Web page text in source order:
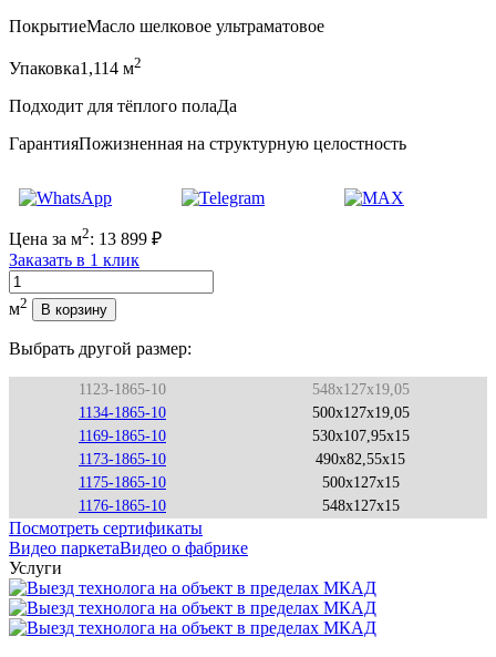
ПокрытиеМасло шелковое ультраматовое
Упаковка1,114 м2
Подходит для тёплого полаДа
ГарантияПожизненная на структурную целостность
Цена за м2: 13 899 ₽
Заказать в 1 клик
Количество
м2 В корзину
Выбрать другой размер:
1123-1865-10
548x127x19,05
1134-1865-10
500x127x19,05
1169-1865-10
530x107,95x15
1173-1865-10
490x82,55x15
1175-1865-10
500x127x15
1176-1865-10
548x127x15
Посмотреть сертификаты
Видео паркетаВидео о фабрике
Услуги